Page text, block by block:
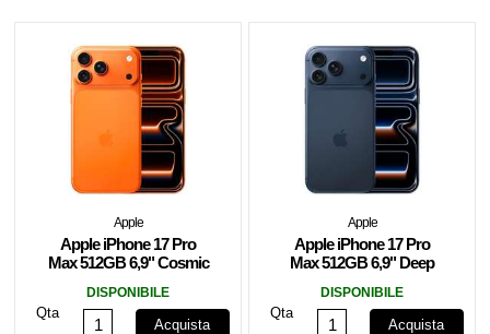
Apple
Apple iPhone 17 Pro
Max 512GB 6,9" Cosmic
DISPONIBILE
Qta
Acquista
Apple
Apple iPhone 17 Pro
Max 512GB 6,9" Deep
DISPONIBILE
Qta
Acquista